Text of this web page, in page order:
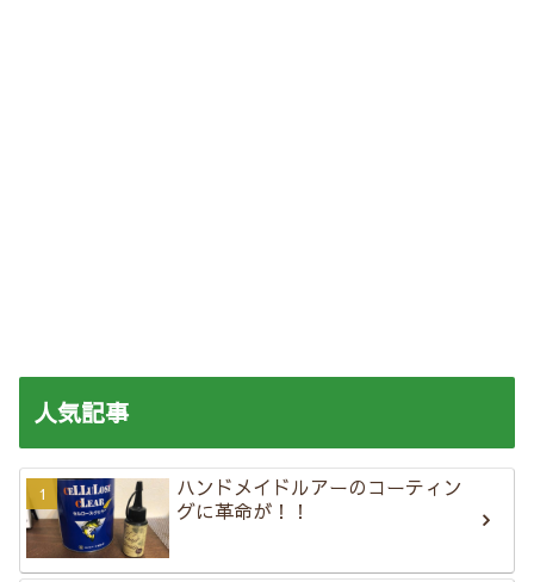
人気記事
ハンドメイドルアーのコーティン
グに革命が！！